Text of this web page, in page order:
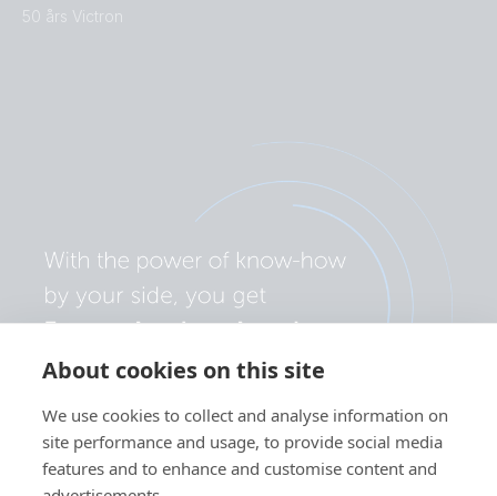
About cookies on this site
We use cookies to collect and analyse information on
site performance and usage, to provide social media
features and to enhance and customise content and
50 års Victron